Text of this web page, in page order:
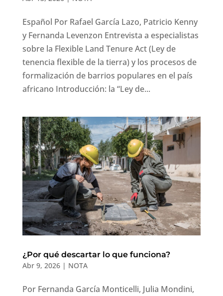
Español Por Rafael García Lazo, Patricio Kenny
y Fernanda Levenzon Entrevista a especialistas
sobre la Flexible Land Tenure Act (Ley de
tenencia flexible de la tierra) y los procesos de
formalización de barrios populares en el país
africano Introducción: la “Ley de...
¿Por qué descartar lo que funciona?
Abr 9, 2026| NOTA
Por Fernanda García Monticelli, Julia Mondini,